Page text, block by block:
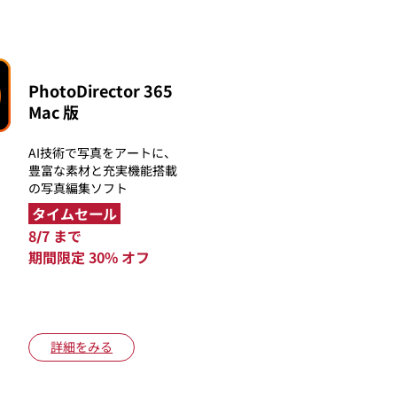
PhotoDirector 365
Mac 版
AI技術で写真をアートに、
豊富な素材と充実機能搭載
の写真編集ソフト
タイムセール
8/7 まで
期間限定 30% オフ
詳細をみる